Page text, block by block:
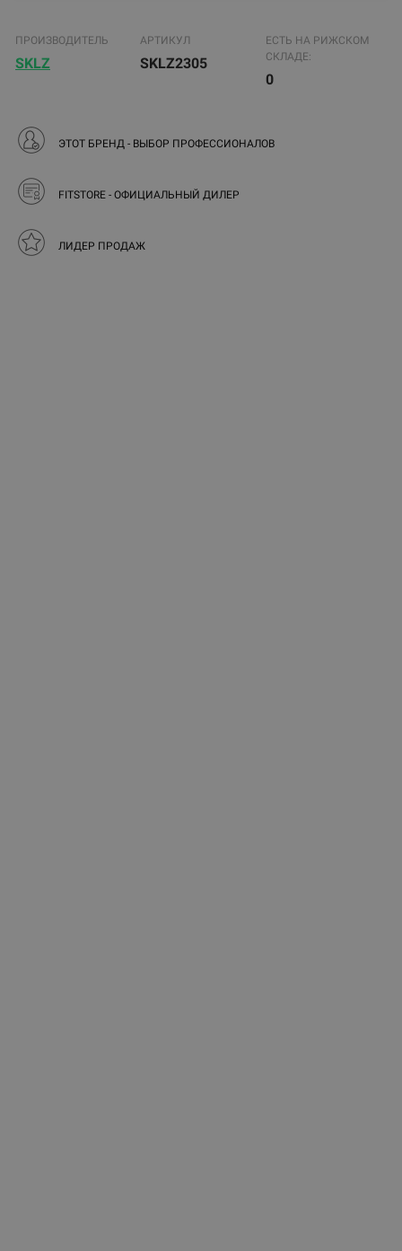
ПРОИЗВОДИТЕЛЬ
SKLZ
АРТИКУЛ
SKLZ2305
ЕСТЬ НА РИЖСКОМ
СКЛАДЕ:
0
ЭТОТ БРЕНД - ВЫБОР ПРОФЕССИОНАЛОВ
FITSTORE - ОФИЦИАЛЬНЫЙ ДИЛЕР
ЛИДЕР ПРОДАЖ